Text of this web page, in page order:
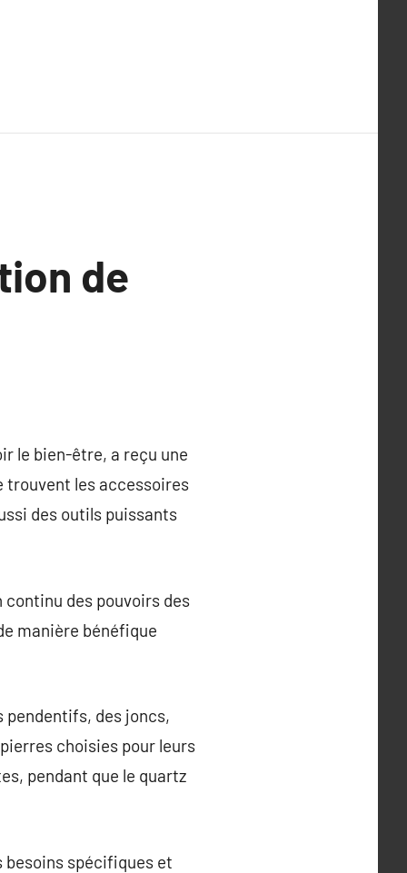
de
le bien-être, a reçu une
les accessoires
des outils puissants
continu des pouvoirs des
manière bénéfique
pendentifs, des joncs,
choisies pour leurs
pendant que le quartz
spécifiques et